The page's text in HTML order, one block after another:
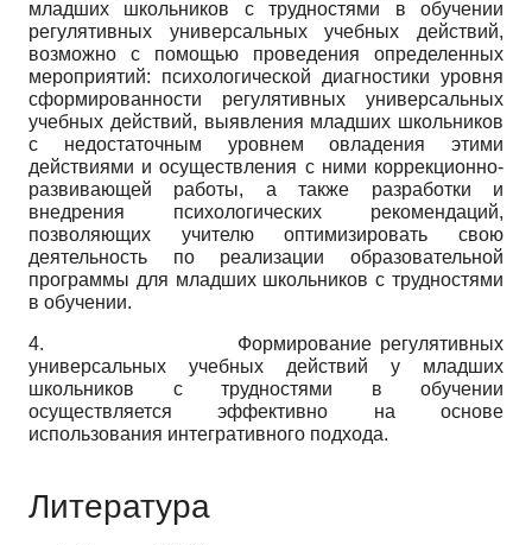
младших школьников с трудностями в обучении
регулятивных универсальных учебных действий,
возможно с помощью проведения определенных
мероприятий: психологической диагностики уровня
сформированности регулятивных универсальных
учебных действий, выявления младших школьников
с недостаточным уровнем овладения этими
действиями и осуществления с ними коррекционно-
развивающей работы, а также разработки и
внедрения психологических рекомендаций,
позволяющих учителю оптимизировать свою
деятельность по реализации образовательной
программы для младших школьников с трудностями
в обучении.
4. Формирование регулятивных
универсальных учебных действий у младших
школьников с трудностями в обучении
осуществляется эффективно на основе
использования интегративного подхода.
Литература